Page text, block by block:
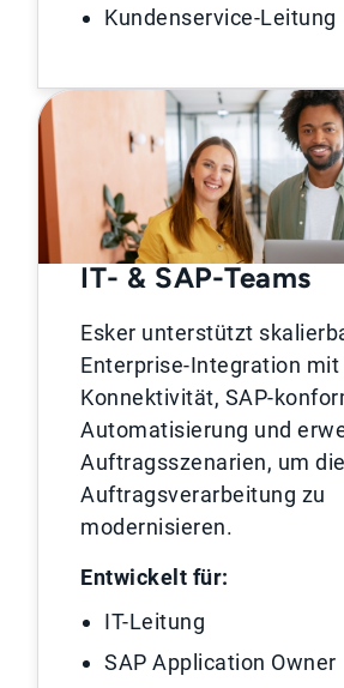
Kundenservice-Leitung
IT- & SAP-Teams
Esker unterstützt
Enterprise-Integration
Konnektivität, SAP-
Automatisierung und
Auftragsszenarien, um die
Auftragsverarbeitung zu
modernisieren.
Entwickelt für:
IT-Leitung
SAP Application Owner